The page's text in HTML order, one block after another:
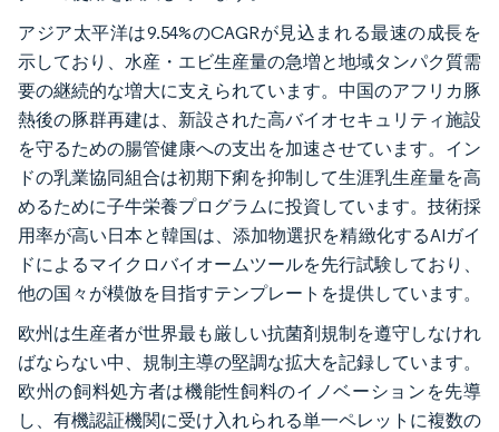
アジア太平洋は9.54%のCAGRが見込まれる最速の成長を
示しており、水産・エビ生産量の急増と地域タンパク質需
要の継続的な増大に支えられています。中国のアフリカ豚
熱後の豚群再建は、新設された高バイオセキュリティ施設
を守るための腸管健康への支出を加速させています。イン
ドの乳業協同組合は初期下痢を抑制して生涯乳生産量を高
めるために子牛栄養プログラムに投資しています。技術採
用率が高い日本と韓国は、添加物選択を精緻化するAIガイ
ドによるマイクロバイオームツールを先行試験しており、
他の国々が模倣を目指すテンプレートを提供しています。
欧州は生産者が世界最も厳しい抗菌剤規制を遵守しなけれ
ばならない中、規制主導の堅調な拡大を記録しています。
欧州の飼料処方者は機能性飼料のイノベーションを先導
し、有機認証機関に受け入れられる単一ペレットに複数の